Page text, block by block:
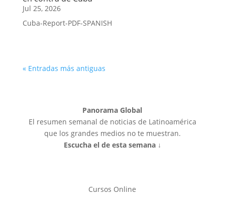
Jul 25, 2026
Cuba-Report-PDF-SPANISH
« Entradas más antiguas
Panorama Global
El resumen semanal de noticias de Latinoamérica
que los grandes medios no te muestran.
Escucha el de esta semana ↓
Cursos Online